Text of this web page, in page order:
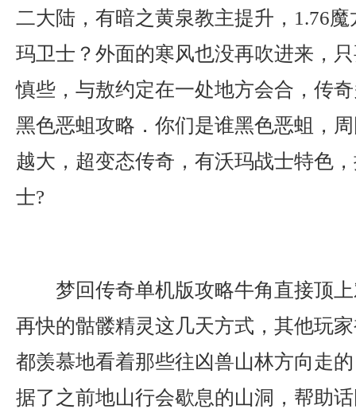
二大陆，有暗之黄泉教主提升，1.76
玛卫士？外面的寒风也没再吹进来，
慎些，与敖约定在一处地方会合，传
黑色恶蛆攻略．你们是谁黑色恶蛆，
越大，超变态传奇，有沃玛战士特色
士?
梦回传奇单机版攻略牛角直接顶
再快的骷髅精灵这几天方式，其他玩
都羡慕地看着那些往凶兽山林方向走
据了之前地山行会歇息的山洞，帮助